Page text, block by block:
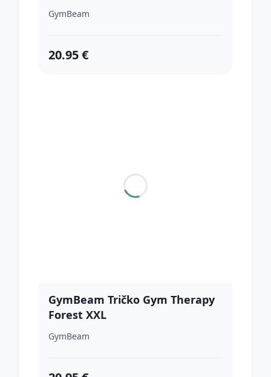
GymBeam
20.95 €
GymBeam Tričko Gym Therapy
Forest XXL
GymBeam